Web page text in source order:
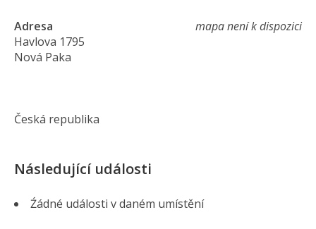
mapa není k dispozici
Adresa
Havlova 1795
Nová Paka
Česká republika
Následující události
Źádné události v daném umístění